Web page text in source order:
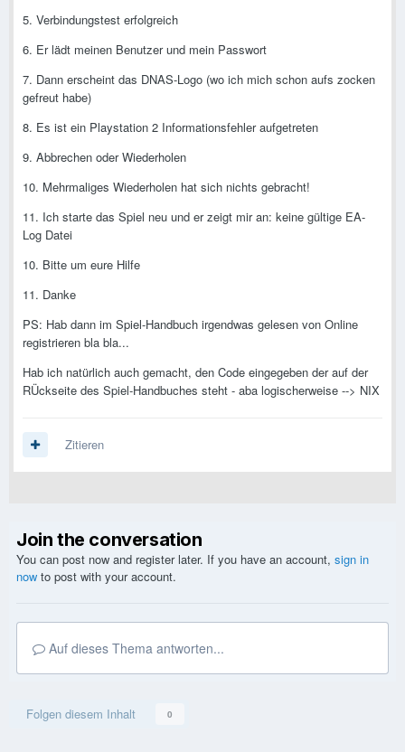
5. Verbindungstest erfolgreich
6. Er lädt meinen Benutzer und mein Passwort
7. Dann erscheint das DNAS-Logo (wo ich mich schon aufs zocken
gefreut habe)
8. Es ist ein Playstation 2 Informationsfehler aufgetreten
9. Abbrechen oder Wiederholen
10. Mehrmaliges Wiederholen hat sich nichts gebracht!
11. Ich starte das Spiel neu und er zeigt mir an: keine gültige EA-
Log Datei
10. Bitte um eure Hilfe
11. Danke
PS: Hab dann im Spiel-Handbuch irgendwas gelesen von Online
registrieren bla bla...
Hab ich natürlich auch gemacht, den Code eingegeben der auf der
RÜckseite des Spiel-Handbuches steht - aba logischerweise --> NIX
Zitieren
Join the conversation
You can post now and register later. If you have an account, sign in
now to post with your account.
Auf dieses Thema antworten...
Folgen diesem Inhalt 0